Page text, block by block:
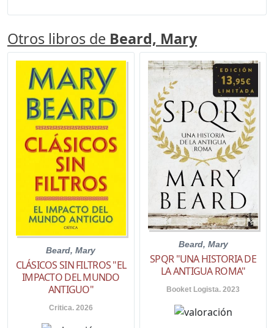
Otros libros de Beard, Mary
Beard, Mary
CLÁSICOS SIN FILTROS "EL
IMPACTO DEL MUNDO
ANTIGUO"
Critica. 2026
Beard, Mary
SPQR "UNA HISTORIA DE
LA ANTIGUA ROMA"
Booket Logista. 2023